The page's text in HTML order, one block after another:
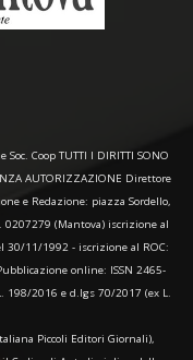
Coop TUTTI I DIRITTI SONO
AUTORIZZAZIONE Direttore
e Redazione: piazza Sordello,
0207279 (Mantova) iscrizione al
11/1992 - iscrizione al ROC:
online: ISSN 2465-
198/2016 e d.lgs 70/2017 (ex L.
Piccoli Editori Giornali),